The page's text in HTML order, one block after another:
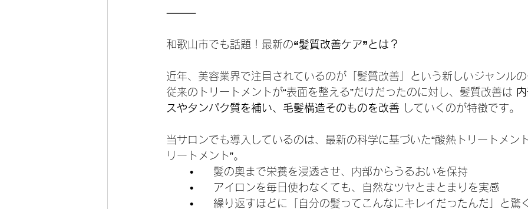
⸻
和歌山市でも話題！最新の“髪質改善ケア”とは？
近年、美容業界で注目されているのが「髪質改善」という新しいジャンルの
従来のトリートメントが“表面を整える”だけだったのに対し、髪質改善は
スやタンパク質を補い、毛髪構造そのものを改善 していくのが特徴です。
当サロンでも導入しているのは、最新の科学に基づいた“酸熱トリートメン
リートメント”。
	•	髪の奥まで栄養を浸透させ、内部からうるおいを保持
	•	アイロンを毎日使わなくても、自然なツヤとまとまりを実感
	•	繰り返すほどに「自分の髪ってこんなにキレイだったんだ」と驚く